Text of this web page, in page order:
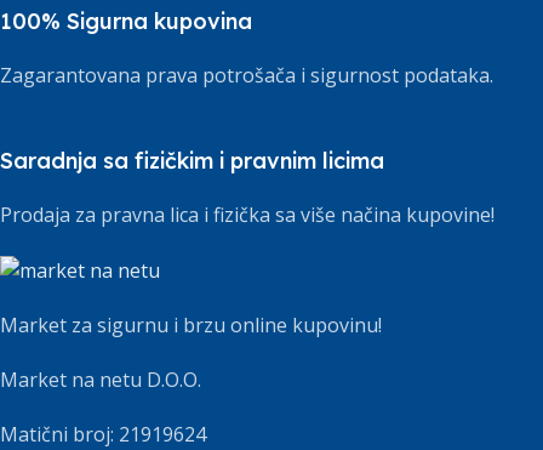
100% Sigurna kupovina
Zagarantovana prava potrošača i sigurnost podataka.
Saradnja sa fizičkim i pravnim licima
Prodaja za pravna lica i fizička sa više načina kupovine!
Market za sigurnu i brzu online kupovinu!
Market na netu D.O.O.
Matični broj: 21919624